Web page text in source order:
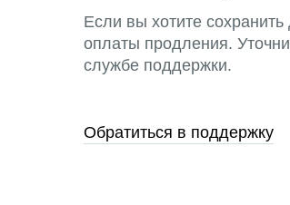
Если вы хотите
оплаты продления.
службе поддержки.
Обратиться в поддержку